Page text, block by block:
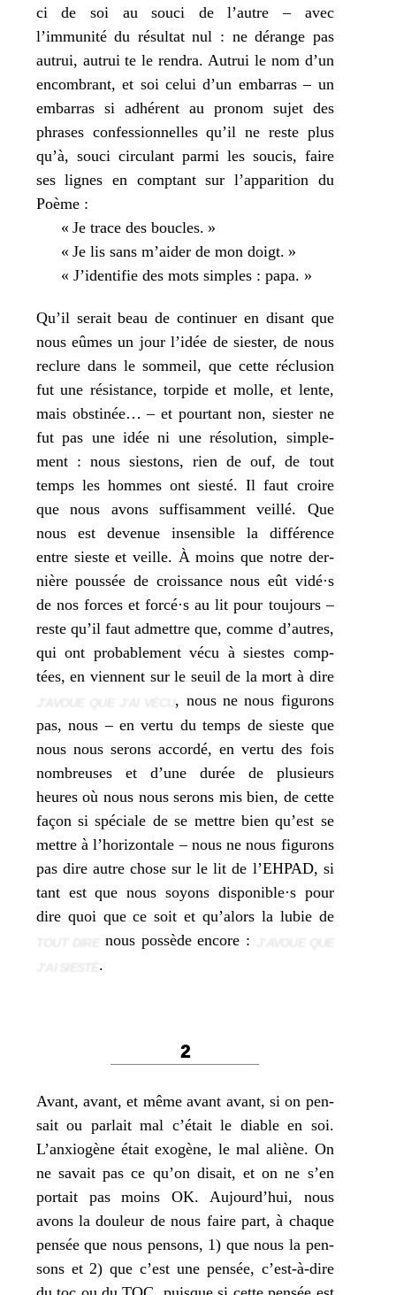
ci de soi au sou­ci de l’autre – avec
l’immunité du résul­tat nul : ne dérange pas
autrui, autrui te le ren­dra. Autrui le nom d’un
encom­brant, et soi celui d’un embar­ras – un
embar­ras si adhé­rent au pro­nom sujet des
phrases confes­sion­nelles qu’il ne reste plus
qu’à, sou­ci cir­cu­lant par­mi les sou­cis, faire
ses lignes en comp­tant sur l’apparition du
Poème :
« Je trace des boucles. »
« Je lis sans m’aider de mon doigt. »
« J’identifie des mots simples : papa. »
Qu’il serait beau de conti­nuer en disant que
nous eûmes un jour l’idée de sies­ter, de nous
reclure dans le som­meil, que cette réclu­sion
fut une résis­tance, tor­pide et molle, et lente,
mais obs­ti­née… – et pour­tant non, sies­ter ne
fut pas une idée ni une réso­lu­tion, sim­ple­
ment : nous sies­tons, rien de ouf, de tout
temps les hommes ont sies­té. Il faut croire
que nous avons suf­fi­sam­ment veillé. Que
nous est deve­nue insen­sible la dif­fé­rence
entre sieste et veille. À moins que notre der­
nière pous­sée de crois­sance nous eût vidé·s
de nos forces et forcé·s au lit pour tou­jours –
reste qu’il faut admettre que, comme d’autres,
qui ont pro­ba­ble­ment vécu à siestes comp­
tées, en viennent sur le seuil de la mort à dire
, nous ne nous figu­rons
pas, nous – en ver­tu du temps de sieste que
nous nous serons accor­dé, en ver­tu des fois
nom­breuses et d’une durée de plu­sieurs
heures où nous nous serons mis bien, de cette
façon si spé­ciale de se mettre bien qu’est se
mettre à l’horizontale – nous ne nous figu­rons
pas dire autre chose sur le lit de l’EHPAD, si
tant est que nous soyons disponible·s pour
dire quoi que ce soit et qu’alors la lubie de
nous pos­sède encore :
.
2
Avant, avant, et même avant avant, si on pen­
sait ou par­lait mal c’était le diable en soi.
L’anxiogène était exo­gène, le mal aliène. On
ne savait pas ce qu’on disait, et on ne s’en
por­tait pas moins OK. Aujourd’hui, nous
avons la dou­leur de nous faire part, à chaque
pen­sée que nous pen­sons, 1) que nous la pen­
sons et 2) que c’est une pen­sée, c’est-à-dire